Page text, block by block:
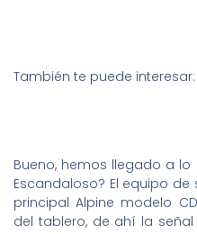
También te puede interesar:
Bueno, hemos llegado a lo
Escandaloso? El equipo
principal Alpine modelo
del tablero, de ahí la